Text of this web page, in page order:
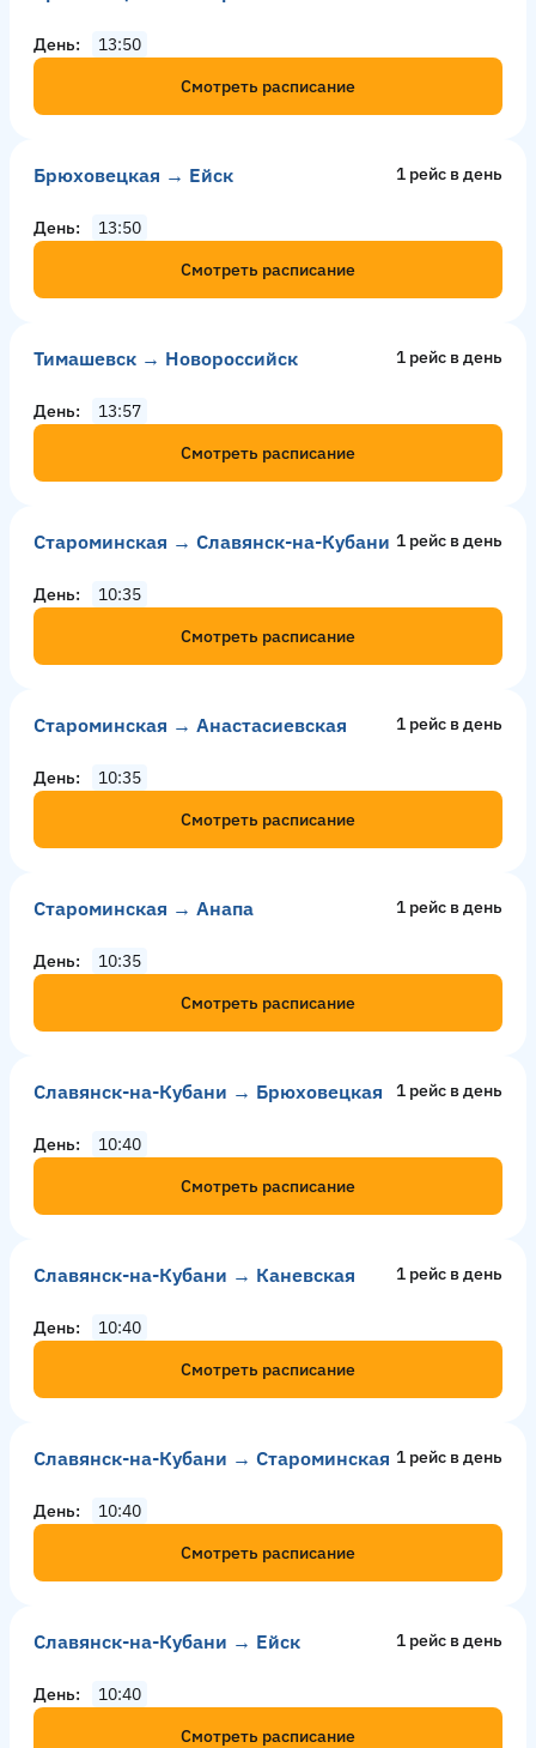
День
13:50
Смотреть расписание
Брюховецкая → Ейск 1 рейс в день
День
13:50
Смотреть расписание
Тимашевск → Новороссийск 1 рейс в день
День
13:57
Смотреть расписание
Староминская → Славянск-на-Кубани 1 рейс в день
День
10:35
Смотреть расписание
Староминская → Анастасиевская 1 рейс в день
День
10:35
Смотреть расписание
Староминская → Анапа 1 рейс в день
День
10:35
Смотреть расписание
Славянск-на-Кубани → Брюховецкая 1 рейс в день
День
10:40
Смотреть расписание
Славянск-на-Кубани → Каневская 1 рейс в день
День
10:40
Смотреть расписание
Славянск-на-Кубани → Староминская 1 рейс в день
День
10:40
Смотреть расписание
Славянск-на-Кубани → Ейск 1 рейс в день
День
10:40
Смотреть расписание